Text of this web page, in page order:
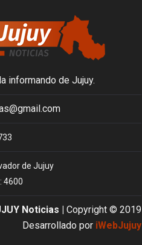
informando de Jujuy.
de Jujuy
4600
Noticias | Copyright © 2019
Desarrollado por iWebJujuy